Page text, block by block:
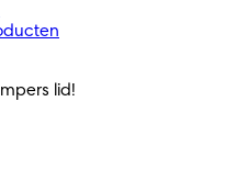
lid!